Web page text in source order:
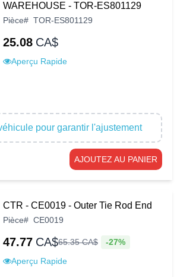
WAREHOUSE - TOR-ES801129
Pièce# TOR-ES801129
25.08 CA$
Aperçu Rapide
pour garantir l'ajustement
AJOUTEZ AU PANIER
CTR - CE0019 - Outer Tie Rod End
Pièce# CE0019
47.77 CA$65.35CA$ -27%
Aperçu Rapide